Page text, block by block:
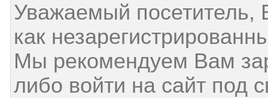
Уважаемый посетитель,
как
Мы рекомендуем Вам
либо войти на сайт под